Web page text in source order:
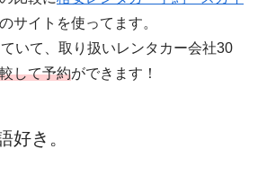
のサイトを使ってます。
いて、取り扱いレンタカー会社30
して予約ができます！
好き。